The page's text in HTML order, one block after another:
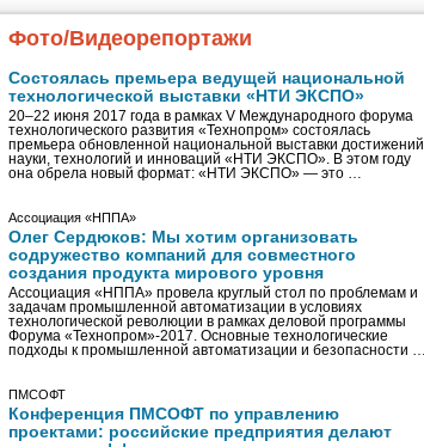
Фото/Видеорепортажи
Состоялась премьера ведущей национальной
технологической выставки «НТИ ЭКСПО»
20–22 июня 2017 года в рамках V Международного форума
технологического развития «Технопром» состоялась
премьера обновленной национальной выставки достижений
науки, технологий и инноваций «НТИ ЭКСПО». В этом году
она обрела новый формат: «НТИ ЭКСПО» — это …
Ассоциация «НППА»
Олег Сердюков: Мы хотим организовать
содружество компаний для совместного
создания продукта мирового уровня
Ассоциация «НППА» провела круглый стол по проблемам и
задачам промышленной автоматизации в условиях
технологической революции в рамках деловой программы
Форума «Технопром»-2017. Основные технологические
подходы к промышленной автоматизации и безопасности …
ПМСОФТ
Конференция ПМСОФТ по управлению
проектами: российские предприятия делают